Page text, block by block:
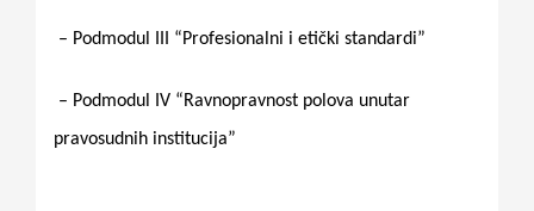
– Podmodul III “Profesionalni i etički standardi”
– Podmodul IV “Ravnopravnost polova unutar
pravosudnih institucija”